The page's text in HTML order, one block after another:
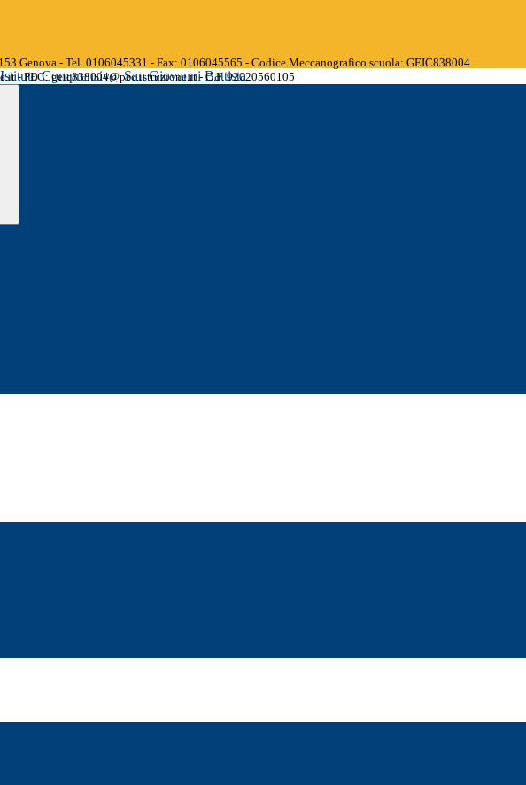
Istituto Comprensivo San Giovanni Battista
Genova - Tel. 0106045331 - Fax: 0106045565 - Codice Meccanografico scuola: GEIC838004
- PEC: geic838004@pec.istruzione.it - C.F. 92020560105